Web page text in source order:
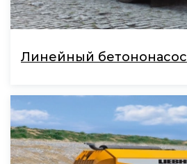
Линейный бетононасос